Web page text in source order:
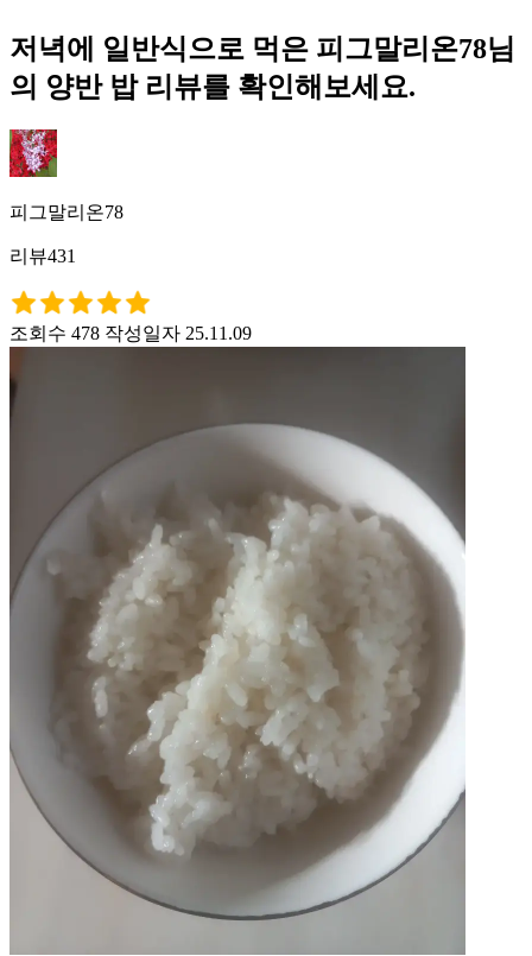
저녁에 일반식으로 먹은 피그말리온78님
의 양반 밥 리뷰를 확인해보세요.
피그말리온78
리뷰431
조회수 478 작성일자 25.11.09